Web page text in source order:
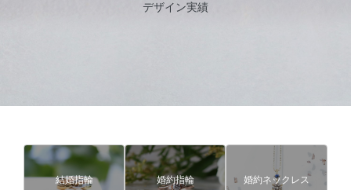
デザイン実績
結婚指輪 婚約指輪 婚約ネックレス